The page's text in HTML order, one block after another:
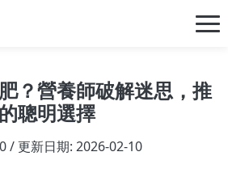
？營養師破解迷思，推
聰明選擇
/ 更新日期: 2026-02-10